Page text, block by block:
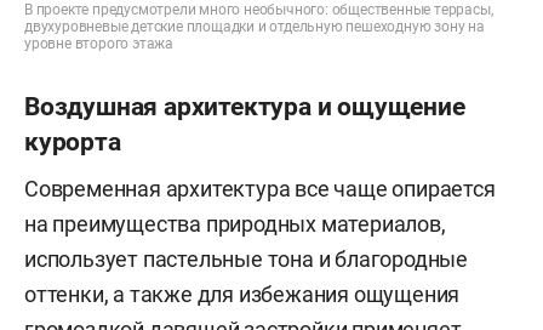
В проекте предусмотрели много необычного: общественные террасы,
двухуровневые детские площадки и отдельную пешеходную зону на
уровне второго этажа
Воздушная архитектура и ощущение
курорта
Современная архитектура все чаще опирается
на преимущества природных материалов,
использует пастельные тона и благородные
оттенки, а также для избежания ощущения